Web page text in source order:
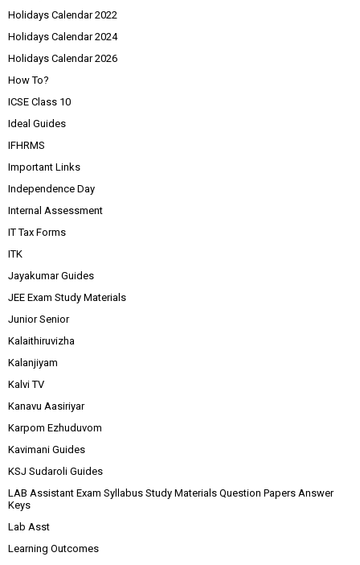
Holidays Calendar 2022
Holidays Calendar 2024
Holidays Calendar 2026
How To?
ICSE Class 10
Ideal Guides
IFHRMS
Important Links
Independence Day
Internal Assessment
IT Tax Forms
ITK
Jayakumar Guides
JEE Exam Study Materials
Junior Senior
Kalaithiruvizha
Kalanjiyam
Kalvi TV
Kanavu Aasiriyar
Karpom Ezhuduvom
Kavimani Guides
KSJ Sudaroli Guides
LAB Assistant Exam Syllabus Study Materials Question Papers Answer
Keys
Lab Asst
Learning Outcomes